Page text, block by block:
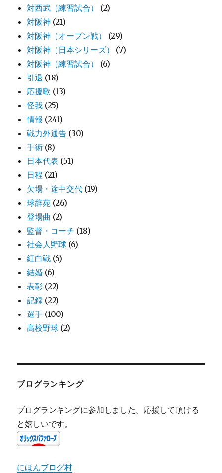
対西武（練習試合）
(2)
対阪神 (21)
対阪神（オープン戦）
(29)
対阪神（日本シリーズ）
(7)
対阪神（練習試合）
(6)
引退 (18)
応援歌 (13)
怪我 (25)
情報 (241)
戦力外通告 (30)
手術 (8)
日本代表 (51)
日程 (21)
欠場・途中交代 (19)
球辞苑 (26)
登場曲 (2)
監督・コーチ (18)
社会人野球 (6)
紅白戦 (6)
結婚 (6)
表彰 (22)
記録 (22)
選手 (100)
高校野球 (2)
ブログランキング
ブログランキングに参加しました。応援して頂ける
と嬉しいです。
にほんブログ村